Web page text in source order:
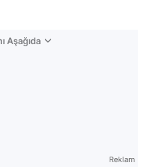
Aşağıda
Reklam